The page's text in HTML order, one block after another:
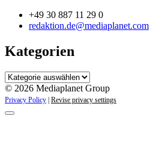
+49 30 887 11 29 0
redaktion.de@mediaplanet.com
Kategorien
Kategorien
© 2026 Mediaplanet Group
Privacy Policy | Revise privacy settings